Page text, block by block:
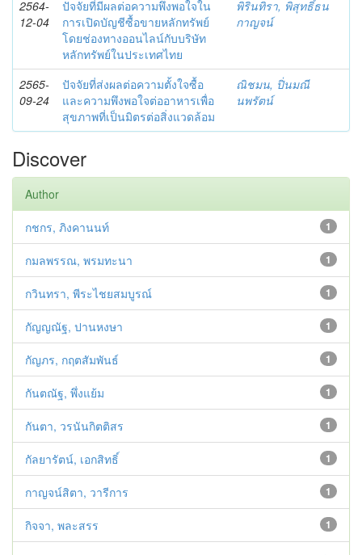
2564-
12-04
ปัจจัยที่มีผลต่อความพึงพอใจใน
การเปิดบัญชีซื้อขายหลักทรัพย์
โดยช่องทางออนไลน์กับบริษัท
หลักทรัพย์ในประเทศไทย
พิรินทิรา, พิสุทธิ์ธน
กาญจน์
2565-
09-24
ปัจจัยที่ส่งผลต่อความตั้งใจซื้อ
และความพึงพอใจต่ออาหารเพื่อ
สุขภาพที่เป็นมิตรต่อสิ่งแวดล้อม
ณิชมน, ปิ่นมณี
นพรัตน์
Discover
Author
1
กชกร, ภิงคานนท์
1
กมลพรรณ, พรมทะนา
1
กวินทรา, พีระไชยสมบูรณ์
1
กัญญณัฐ, ปานหงษา
1
กัญภร, กฤตสัมพันธ์
1
กันตณัฐ, พึ่งแย้ม
1
กันตา, วรนันกิตติสร
1
กัลยารัตน์, เอกสิทธิ์
1
กาญจน์สิตา, วารีการ
1
กิจจา, พละสรร